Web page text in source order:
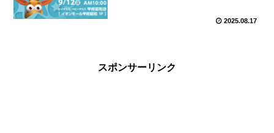
2025.08.17
スポンサーリンク